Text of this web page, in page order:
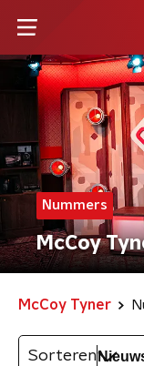
Nummers
McCoy
McCoy Tyner
Sorteren